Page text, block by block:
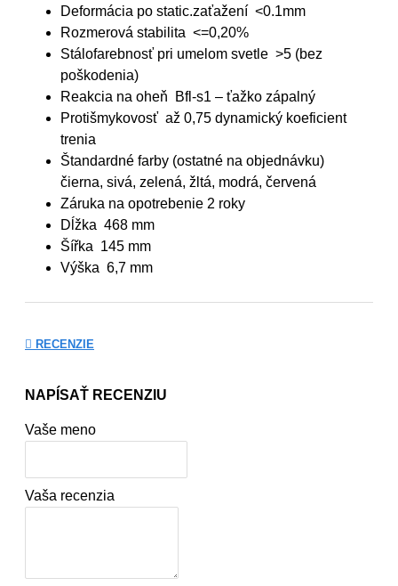
Deformácia po static.zaťažení <0.1mm
Rozmerová stabilita <=0,20%
Stálofarebnosť pri umelom svetle >5 (bez
poškodenia)
Reakcia na oheň Bfl-s1 – ťažko zápalný
Protišmykovosť až 0,75 dynamický koeficient
trenia
Štandardné farby (ostatné na objednávku)
čierna, sivá, zelená, žltá, modrá, červená
Záruka na opotrebenie 2 roky
Dĺžka 468 mm
Šířka 145 mm
Výška 6,7 mm
RECENZIE
NAPÍSAŤ RECENZIU
Vaše meno
Vaša recenzia